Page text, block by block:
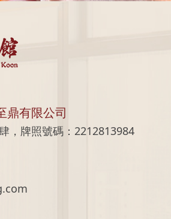
鼎有限公司
，牌照號碼：2212813984